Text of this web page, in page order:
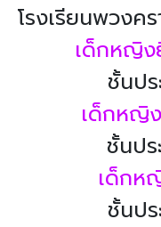
โรงเรียนพวง
เด็กหญิ
ชั้นป
เด็กหญิ
ชั้นป
เด็กห
ชั้นป